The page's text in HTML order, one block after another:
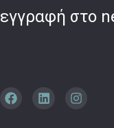
εγγραφή στο